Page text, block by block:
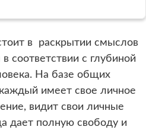
в раскрытии смыслов
соответствии с глубиной
На базе общих
имеет свое личное
видит свои личные
дает полную свободу и